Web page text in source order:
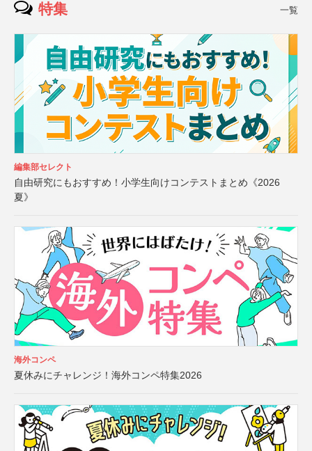
特集 一覧
編集部セレクト
自由研究にもおすすめ！小学生向けコンテストまとめ《2026
夏》
海外コンペ
夏休みにチャレンジ！海外コンペ特集2026